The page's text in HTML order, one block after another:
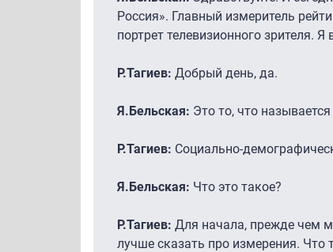
Россия». Главный измеритель
портрет телевизионного зрителя.
Р.Тагиев: Добрый день, да.
Я.Бельская: Это то, что
Р.Тагиев: Социально-
Я.Бельская: Что это такое?
Р.Тагиев: Для начала, прежде чем
лучше сказать про измерения. Что